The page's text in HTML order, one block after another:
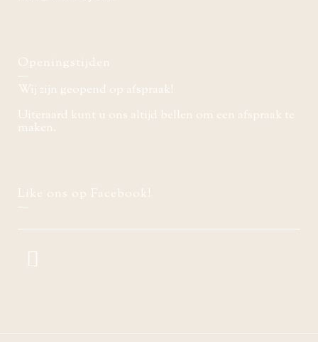
Openingstijden
Wij zijn geopend op afspraak!
Uiteraard kunt u ons altijd bellen om een afspraak te
maken.
Like ons op Facebook!